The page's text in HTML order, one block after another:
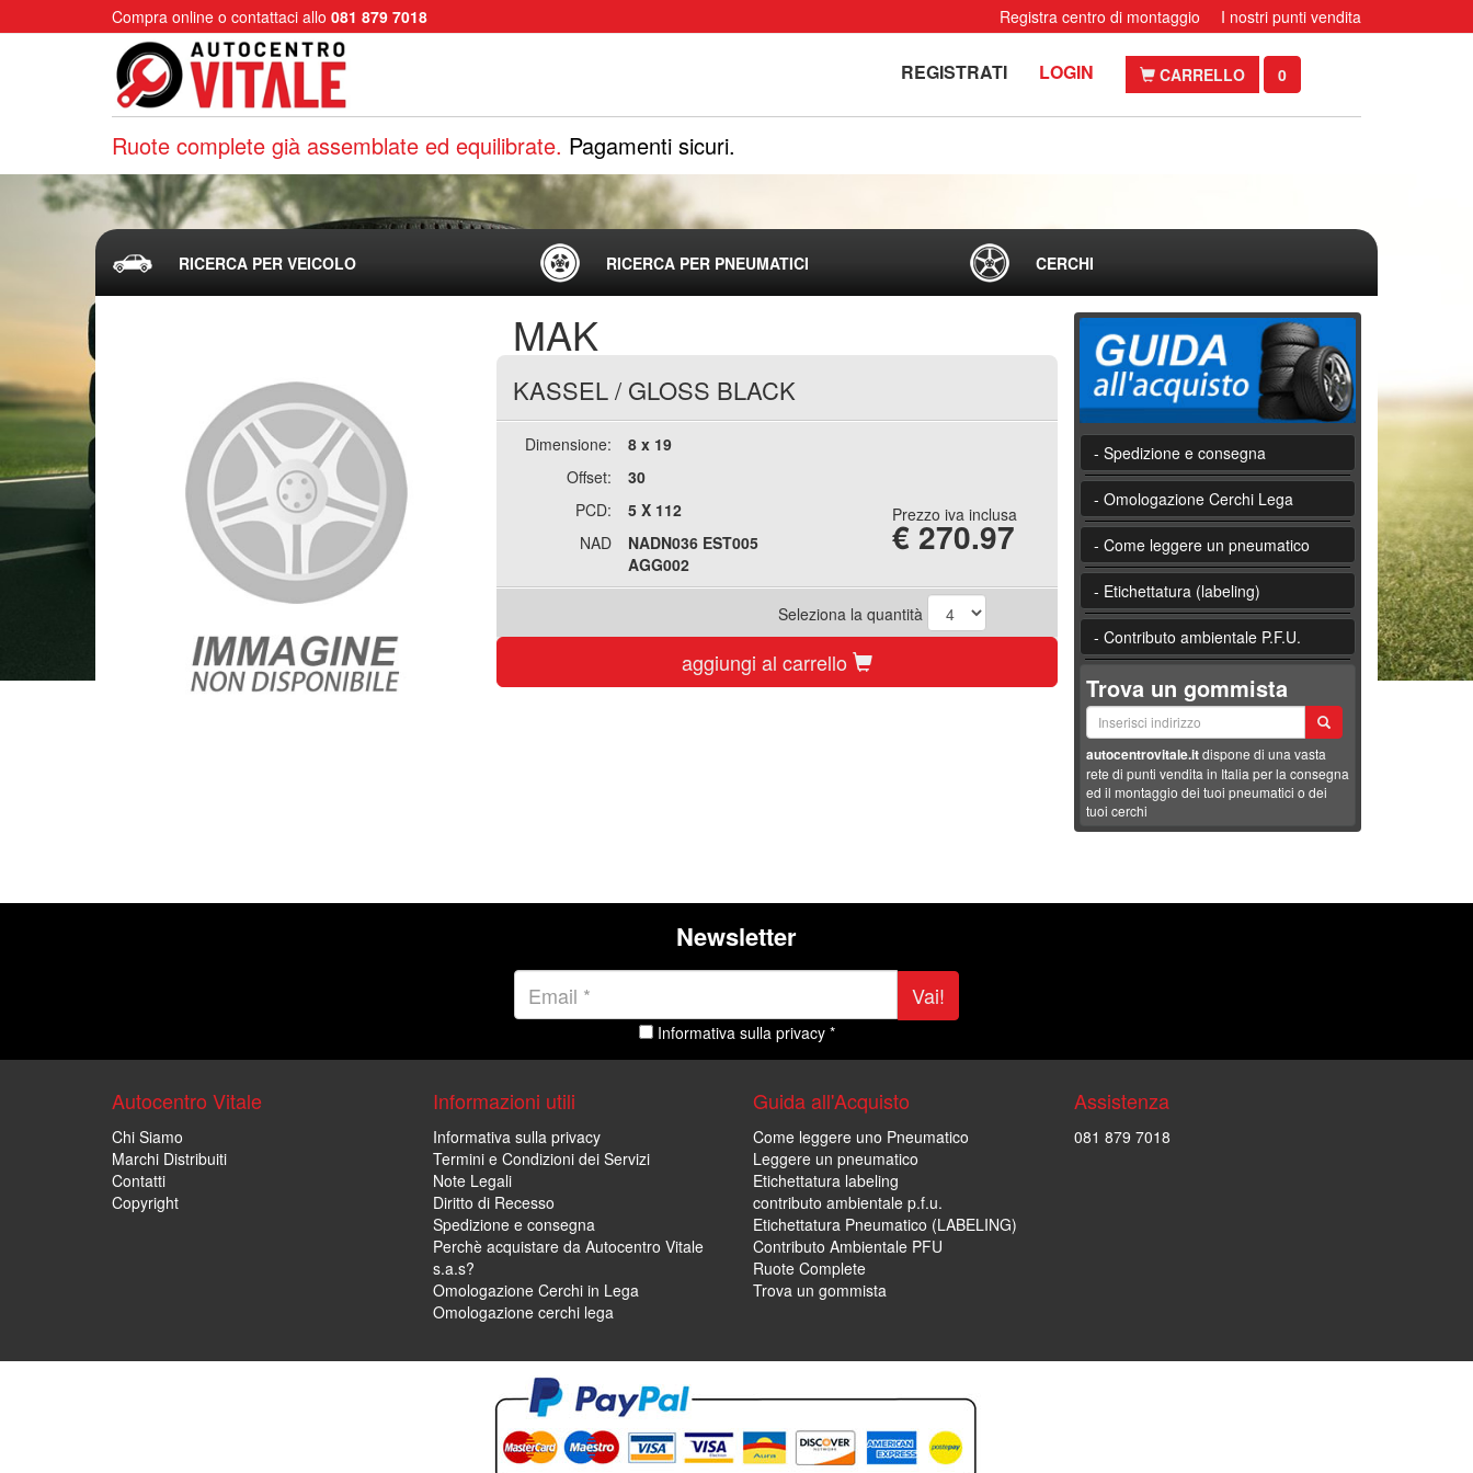
Compra online o contattaci allo 081 879 7018 Registra centro di montaggio I nostri punti vendita
REGISTRATI LOGIN CARRELLO 0
Ruote complete già assemblate ed equilibrate. Pagamenti sicuri.
RICERCA PER VEICOLO RICERCA PER PNEUMATICI CERCHI
MAK
KASSEL/ GLOSS BLACK
Dimensione:
8 x 19
Offset:
30
PCD:
5 X 112
NAD
NADN036 EST005
AGG002
Prezzo iva inclusa
€ 270.97
Seleziona la quantità
aggiungi al carrello
- Spedizione e consegna
- Omologazione Cerchi Lega
- Come leggere un pneumatico
- Etichettatura (labeling)
- Contributo ambientale P.F.U.
Trova un gommista
autocentrovitale.itdispone di una vasta
rete di punti vendita in Italia per la consegna
ed il montaggio dei tuoi pneumatici o dei
tuoi cerchi
Newsletter
Vai!
Informativa sulla privacy *
Autocentro Vitale
Chi Siamo
Marchi Distribuiti
Contatti
Copyright
Informazioni utili
Informativa sulla privacy
Termini e Condizioni dei Servizi
Note Legali
Diritto di Recesso
Spedizione e consegna
Perchè acquistare da Autocentro Vitale
s.a.s?
Omologazione Cerchi in Lega
Omologazione cerchi lega
Guida all'Acquisto
Come leggere uno Pneumatico
Leggere un pneumatico
Etichettatura labeling
contributo ambientale p.f.u.
Etichettatura Pneumatico (LABELING)
Contributo Ambientale PFU
Ruote Complete
Trova un gommista
Assistenza
081 879 7018